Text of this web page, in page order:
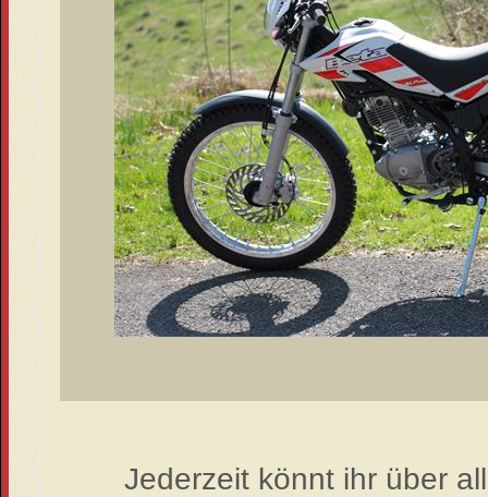
Jederzeit könnt ihr über